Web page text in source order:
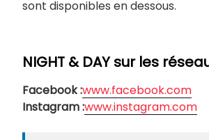
sont disponibles en dessous.
NIGHT & DAY sur les
Facebook :www.facebook.com
Instagram :www.instagram.com